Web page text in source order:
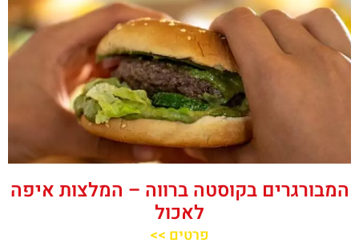
המבורגרים בקוסטה ברווה – המלצות איפה
לאכול
פרטים >>